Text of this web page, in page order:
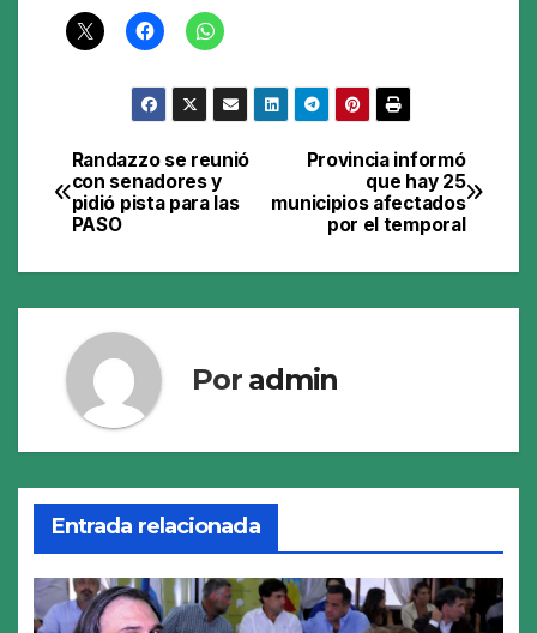
Navegación
de
entradas
Provincia informó
que hay 25
municipios afectados
por el temporal
Randazzo se reunió
con senadores y
pidió pista para las
PASO
Por admin
Entrada relacionada